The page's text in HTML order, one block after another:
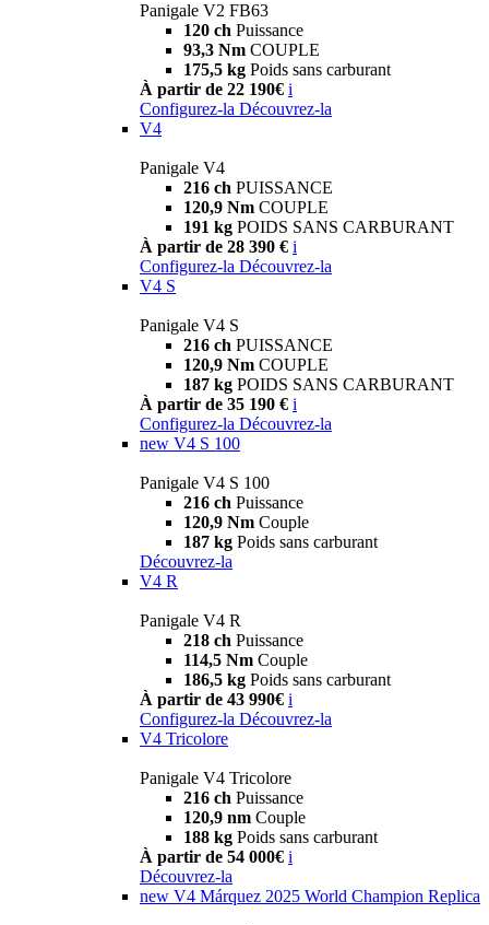
Panigale V2 FB63
120 ch Puissance
93,3 Nm COUPLE
175,5 kg Poids sans carburant
À partir de 22 190€ i
Configurez-la Découvrez-la
V4
Panigale V4
216 ch PUISSANCE
120,9 Nm COUPLE
191 kg POIDS SANS CARBURANT
À partir de 28 390 € i
Configurez-la Découvrez-la
V4 S
Panigale V4 S
216 ch PUISSANCE
120,9 Nm COUPLE
187 kg POIDS SANS CARBURANT
À partir de 35 190 € i
Configurez-la Découvrez-la
new V4 S 100
Panigale V4 S 100
216 ch Puissance
120,9 Nm Couple
187 kg Poids sans carburant
Découvrez-la
V4 R
Panigale V4 R
218 ch Puissance
114,5 Nm Couple
186,5 kg Poids sans carburant
À partir de 43 990€ i
Configurez-la Découvrez-la
V4 Tricolore
Panigale V4 Tricolore
216 ch Puissance
120,9 nm Couple
188 kg Poids sans carburant
À partir de 54 000€ i
Découvrez-la
new V4 Márquez 2025 World Champion Replica